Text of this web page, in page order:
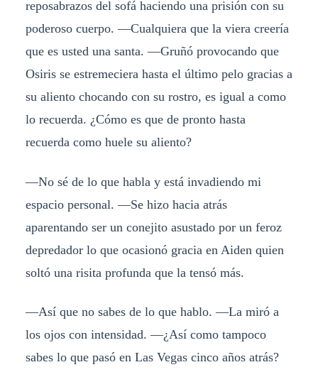
reposabrazos del sofá haciendo una prisión con su
poderoso cuerpo. ―Cualquiera que la viera creería
que es usted una santa. ―Gruñó provocando que
Osiris se estremeciera hasta el último pelo gracias a
su aliento chocando con su rostro, es igual a como
lo recuerda. ¿Cómo es que de pronto hasta
recuerda como huele su aliento?
―No sé de lo que habla y está invadiendo mi
espacio personal. ―Se hizo hacia atrás
aparentando ser un conejito asustado por un feroz
depredador lo que ocasionó gracia en Aiden quien
soltó una risita profunda que la tensó más.
―Así que no sabes de lo que hablo. ―La miró a
los ojos con intensidad. ―¿Así como tampoco
sabes lo que pasó en Las Vegas cinco años atrás?